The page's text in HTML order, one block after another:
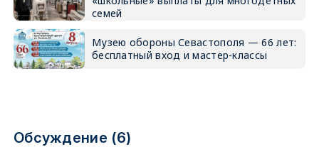
семей
Музею обороны Севастополя — 66 лет:
бесплатный вход и мастер-классы
Обсуждение (6)